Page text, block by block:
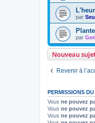
par
par
Nouveau
Revenir à
PERMISSIONS
Vous ne pouvez
Vous ne pouvez
Vous ne pouvez